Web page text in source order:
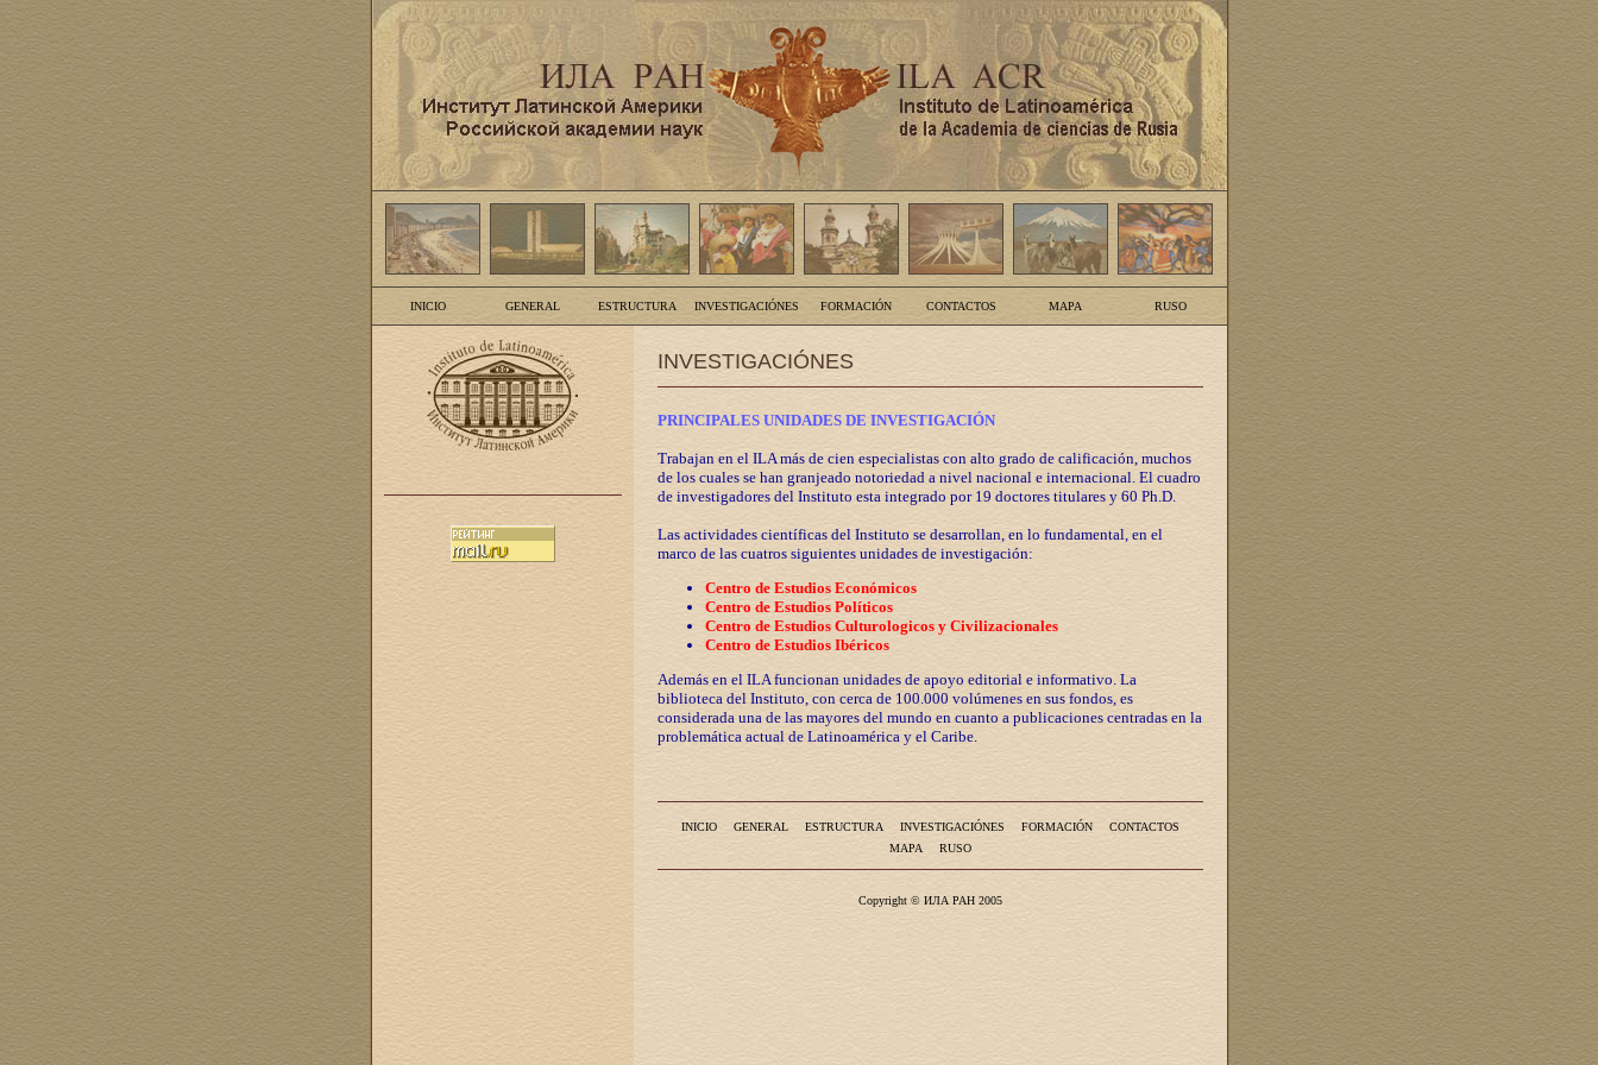
INICIO GENERAL ESTRUCTURA INVESTIGACIÓNES FORMACIÓN CONTACTOS MAPA RUSO
INVESTIGACIÓNES
PRINCIPALES UNIDADES DE INVESTIGACIÓN
Trabajan en el ILA más de cien especialistas con alto grado de calificación, muchos
de los cuales se han granjeado notoriedad a nivel nacional e internacional. El cuadro
de investigadores del Instituto esta integrado por 19 doctores titulares y 60 Ph.D.
Las actividades científicas del Instituto se desarrollan, en lo fundamental, en el
marco de las cuatros siguientes unidades de investigación:
Centro de Estudios Económicos
Centro de Estudios Políticos
Centro de Estudios Culturologicos y Civilizacionales
Centro de Estudios Ibéricos
Además en el ILA funcionan unidades de apoyo editorial e informativo. La
biblioteca del Instituto, con cerca de 100.000 volúmenes en sus fondos, es
considerada una de las mayores del mundo en cuanto a publicaciones centradas en la
problemática actual de Latinoamérica y el Caribe.
INICIO GENERAL ESTRUCTURA INVESTIGACIÓNES FORMACIÓN
CONTACTOS
MAPA
RUSO
Copyright © ИЛА РАН 2005